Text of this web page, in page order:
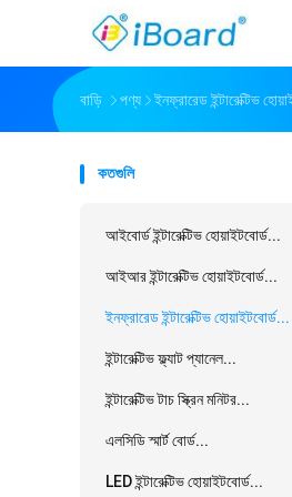
বাড়ি পণ্য ইনফ্রারেড ইন্টারেক্টিভ
কতগুলি
আইবোর্ড ইন্টারেক্টিভ হোয়াইটবোর্ড...
আইআর ইন্টারেক্টিভ হোয়াইটবোর্ড...
ইনফ্রারেড ইন্টারেক্টিভ হোয়াইটবোর্ড...
ইন্টারেক্টিভ ফ্ল্যাট প্যানেল...
ইন্টারেক্টিভ টাচ স্ক্রিন মনিটর...
এলসিডি স্মার্ট বোর্ড...
LED ইন্টারেক্টিভ হোয়াইটবোর্ড...